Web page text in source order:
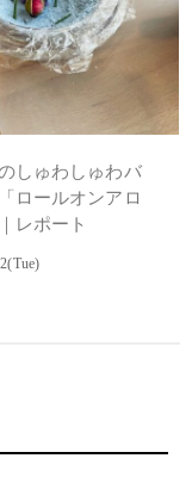
しゅわしゅわバ
ロールオンアロ
レポート